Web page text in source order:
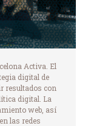
Activa. El
digital de
resultados con
digital. La
web, así
las redes